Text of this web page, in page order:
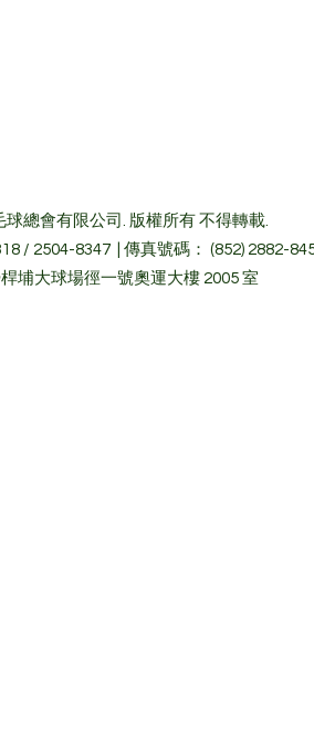
總會有限公司. 版權所有 不得轉載.
/ 2504-8347 | 傳真號碼： (852) 2882-
埔大球場徑一號奧運大樓 2005 室